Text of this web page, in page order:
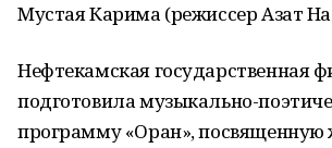
Мустая Карима (режиссер Азат
Нефтекамская государственная
подготовила музыкально-
программу «Оран», посвященную